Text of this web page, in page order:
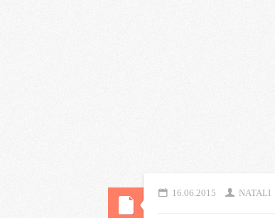
16.06.2015 NATALI